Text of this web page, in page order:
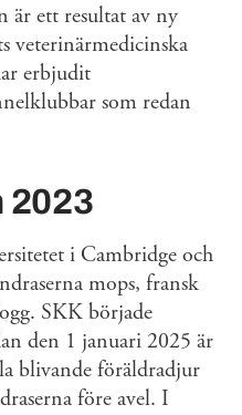
är ett resultat av ny
veterinärmedicinska
erbjudit
som redan
2023
i Cambridge och
mops, fransk
SKK började
den 1 januari 2025 är
blivande föräldradjur
före avel. I